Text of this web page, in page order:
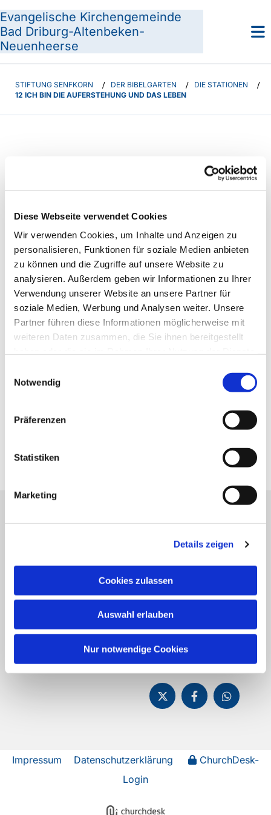
Diese Webseite verwendet Cookies
Wir verwenden Cookies, um Inhalte und Anzeigen zu
personalisieren, Funktionen für soziale Medien anbieten
zu können und die Zugriffe auf unsere Website zu
analysieren. Außerdem geben wir Informationen zu Ihrer
Verwendung unserer Website an unsere Partner für
soziale Medien, Werbung und Analysen weiter. Unsere
Partner führen diese Informationen möglicherweise mit
weiteren Daten zusammen, die Sie ihnen bereitgestellt
Notwendig
Präferenzen
Statistiken
Marketing
Details zeigen
Cookies zulassen
Auswahl erlauben
Nur notwendige Cookies
Evangelische Kirchengemeinde
Bad Driburg-Altenbeken-
Neuenheerse
STIFTUNG SENFKORN / DER BIBELGARTEN / DIE STATIONEN /
12 ICH BIN DIE AUFERSTEHUNG UND DAS LEBEN
Ich bin die Auferstehung .....
Ich bin die Auferstehung und das Leben!
Fon:05253-2215
pad-kg-
baddriburg@kkpb.de
Impressum Datenschutzerklärung
ChurchDesk-
Login